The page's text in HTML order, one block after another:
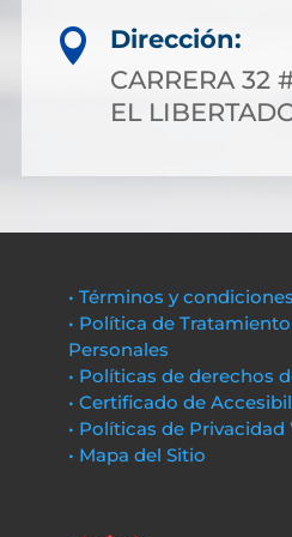

Dirección:
CARRERA 32
EL
• Términos y condiciones
• Política de
Personales
• Políticas de derechos
• Certificado de
• Políticas de Privacidad
• Mapa del Sitio